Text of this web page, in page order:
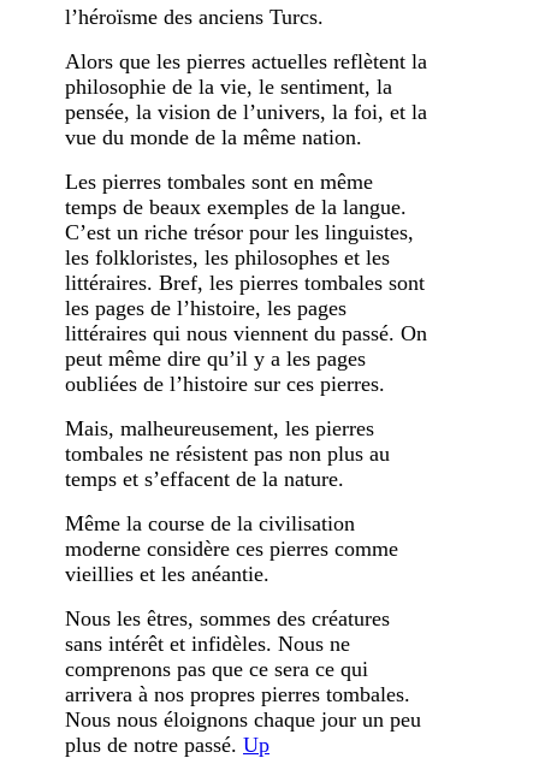
l’héroïsme des anciens Turcs.
Alors que les pierres actuelles reflètent la
philosophie de la vie, le sentiment, la
pensée, la vision de l’univers, la foi, et la
vue du monde de la même nation.
Les pierres tombales sont en même
temps de beaux exemples de la langue.
C’est un riche trésor pour les linguistes,
les folkloristes, les philosophes et les
littéraires. Bref, les pierres tombales sont
les pages de l’histoire, les pages
littéraires qui nous viennent du passé. On
peut même dire qu’il y a les pages
oubliées de l’histoire sur ces pierres.
Mais, malheureusement, les pierres
tombales ne résistent pas non plus au
temps et s’effacent de la nature.
Même la course de la civilisation
moderne considère ces pierres comme
vieillies et les anéantie.
Nous les êtres, sommes des créatures
sans intérêt et infidèles. Nous ne
comprenons pas que ce sera ce qui
arrivera à nos propres pierres tombales.
Nous nous éloignons chaque jour un peu
plus de notre passé. Up